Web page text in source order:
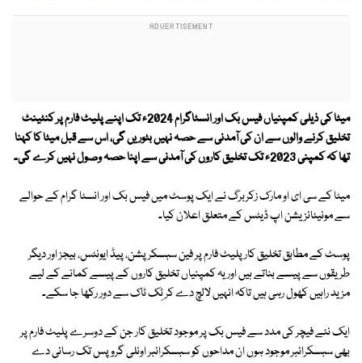
میٹا کی ذیلی کمپنیاں فیس بک اور انسٹاگرام 2024ء تک اپنے پلیٹ فارم پر کنٹینٹ
تخلیق کرنے والوں سے ان کی آمدنی سے حصہ نہیں بٹوریں گی، اس سے قبل میٹا کا کہنا
تھا کہ کمپنی 2023ء تک تخلیق کاروں کی آمدنی سے اپنا حصہ وصول نہیں کرے گی۔
میٹا کے سی ای او مارک زکربرگ نے ایک پوسٹ میں فیس بک اور انسٹا گرام کے حوالے
سے مونیٹائزیشن اپ ڈیٹس کے متعلق اعلان کیا۔
پوسٹ کے مطابق تخلیق کار پلیٹ فارم پر فین سبسکرپشن، پیڈ ایونٹس، بیجز اور دیگر
طریقوں سے پیسے بناتے ہیں اور یہ کمپنیاں تخلیق کاروں کے پیسے کمانے کے لیے
مزید راہیں کھول رہی ہیں تاکہ انہیں لالچ دے کر ٹِک ٹاک سے دور رکھا جا سکے۔
ایک نئے فیچر کی مدد سے فیس بک پر موجود تخلیق کار جن کے دوسرے پلیٹ فارم پر
بھی سبسکرائبر موجود ہوں ان مداحوں کو سبسکرائبر اونلی گروپس تک رسائی دے